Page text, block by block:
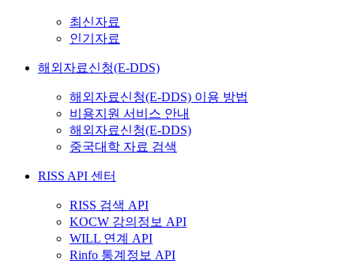
최신자료
인기자료
해외자료신청(E-DDS)
해외자료신청(E-DDS) 이용 방법
비용지원 서비스 안내
해외자료신청(E-DDS)
중국대학 자료 검색
RISS API 센터
RISS 검색 API
KOCW 강의정보 API
WILL 연계 API
Rinfo 통계정보 API